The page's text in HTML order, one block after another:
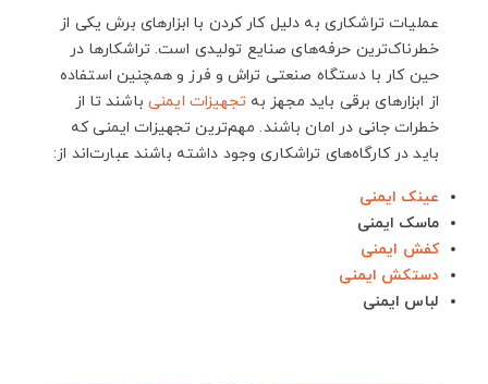
عملیات تراشکاری به دلیل کار کردن با ابزارهای برش یکی از
خطرناک‌ترین حرفه‌های صنایع تولیدی است. تراشکارها در
حین کار با دستگاه صنعتی تراش و فرز و همچنین استفاده
از ابزارهای برقی باید مجهز بهتجهیزات ایمنی باشند تا از
خطرات جانی در امان باشند. مهم‌ترین تجهیزات ایمنی که
باید در کارگاه‌های تراشکاری وجود داشته باشند عبارت‌اند از:
عینک ایمنی
ماسک ایمنی
کفش ایمنی
دستکش ایمنی
لباس ایمنی